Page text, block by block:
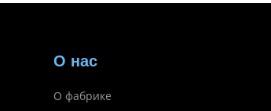
О нас
О фабрике